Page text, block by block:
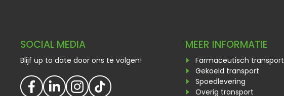
SOCIAL MEDIA
Blijf up to date door ons te volgen!
MEER INFORMATIE
Farmaceutisch transport
Gekoeld transport
Spoedlevering
Overig transport